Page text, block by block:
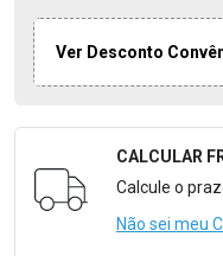
Ver Desconto
Formulário para
CALCULAR
Calcule o
Não sei meu